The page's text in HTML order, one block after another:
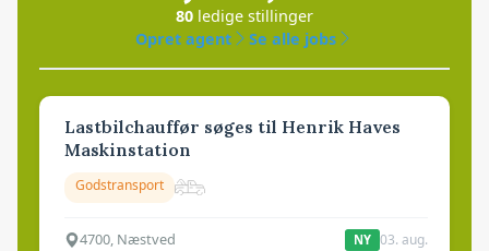
80 ledige stillinger
Opret agent
Se alle jobs
Lastbilchauffør søges til Henrik Haves
Maskinstation
Godstransport
4700, Næstved NY 03. aug.